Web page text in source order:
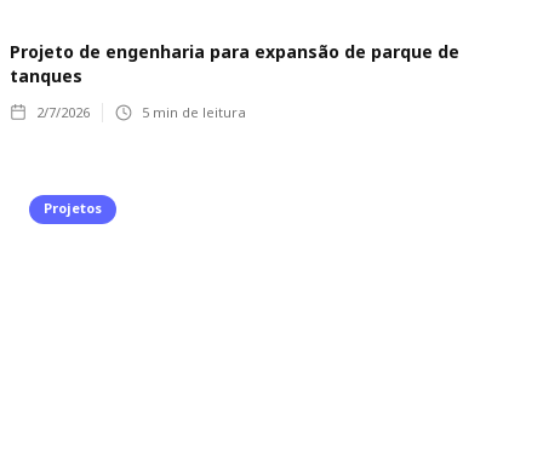
Projeto de engenharia para expansão de parque de
tanques
2/7/2026 5 min de leitura
Projetos